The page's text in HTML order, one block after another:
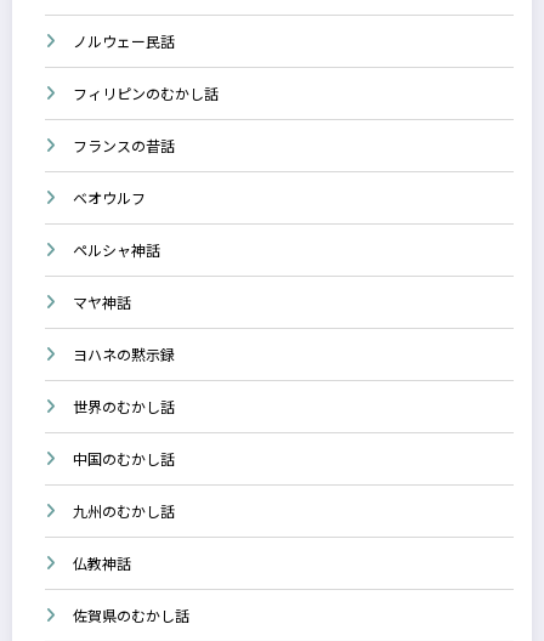
ノルウェー民話
フィリピンのむかし話
フランスの昔話
ベオウルフ
ペルシャ神話
マヤ神話
ヨハネの黙示録
世界のむかし話
中国のむかし話
九州のむかし話
仏教神話
佐賀県のむかし話